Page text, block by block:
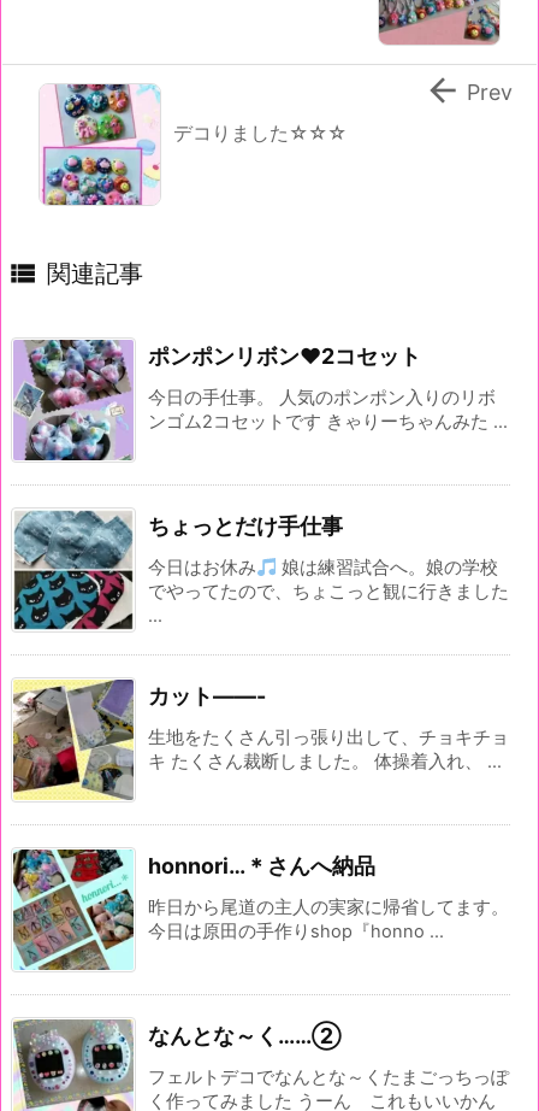
デコりました☆☆☆
 Prev
 関連記事
ポンポンリボン♥2コセット
今日の手仕事。 人気のポンポン入りのリボ
ンゴム2コセットです きゃりーちゃんみた ...
ちょっとだけ手仕事
今日はお休み
娘は練習試合へ。娘の学校
でやってたので、ちょこっと観に行きました
...
カット——-
生地をたくさん引っ張り出して、チョキチョ
キ たくさん裁断しました。 体操着入れ、 ...
honnori…＊さんへ納品
昨日から尾道の主人の実家に帰省してます。
今日は原田の手作りshop『honno ...
なんとな～く……②
フェルトデコでなんとな～くたまごっちっぽ
く作ってみました うーん これもいいかん